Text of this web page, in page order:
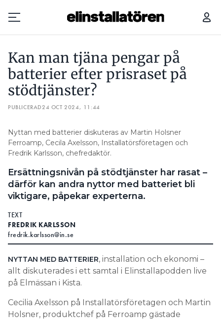
Prenumerera
Hantera prenumeration
Annonsera
Läs E-tidningen
Om tidningen
Kontakt
Personuppgifter
Search for:
SEARCH
Kan man tjäna pengar på
batterier efter prisraset på
stödtjänster?
PUBLICERAD24 OCT 2024, 11:44
Nyttan med batterier diskuteras av Martin Holsner
Ferroamp, Cecila Axelsson, Installatörsföretagen och
Fredrik Karlsson, chefredaktör.
Ersättningsnivån på stödtjänster har rasat –
därför kan andra nyttor med batteriet bli
viktigare, påpekar experterna.
TEXT
FREDRIK KARLSSON
fredrik.karlsson@in.se
NYTTAN MED BATTERIER, installation och ekonomi –
allt diskuterades i ett samtal i Elinstallapodden live
på Elmässan i Kista.
Cecilia Axelsson på Installatörsföretagen och Martin
Holsner, produktchef på Ferroamp gästade